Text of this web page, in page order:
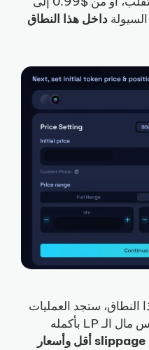
داخل هذا النطاق
(لأن رأس مال الـ LP بأكمله
slippage أقل وأسعار